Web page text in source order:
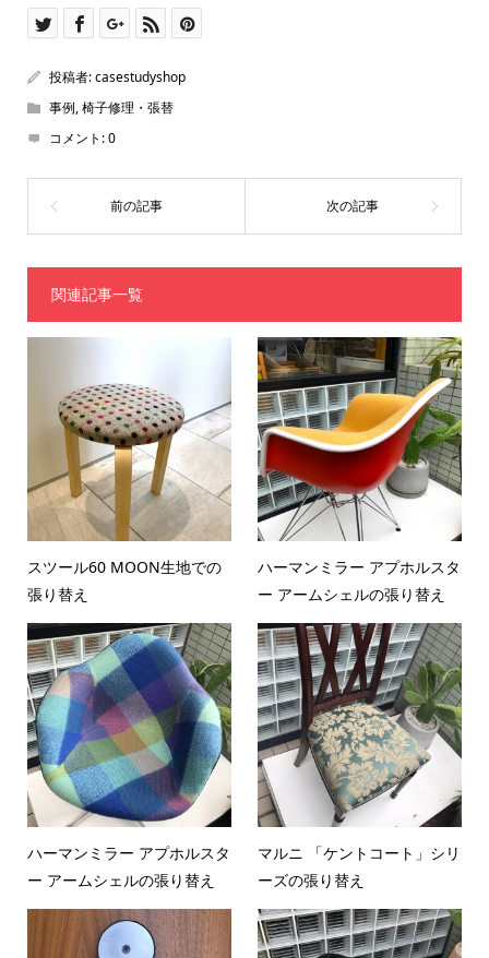
投稿者:casestudyshop
事例,椅子修理・張替
コメント:0
関連記事一覧
スツール60 MOON生地での
張り替え
ハーマンミラー アプホルスタ
ー アームシェルの張り替え
ハーマンミラー アプホルスタ
ー アームシェルの張り替え
マルニ 「ケントコート」シリ
ーズの張り替え